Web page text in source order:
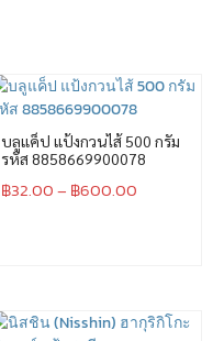
บลูแค็ป แป้งกวนไส้ 500 กรัม
รหัส 8858669900078
฿32.00– ฿600.00